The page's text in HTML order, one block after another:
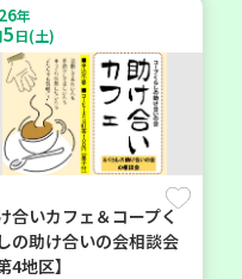
年
5日(土)
合いカフェ＆コープく
の助け合いの会相談会
4地区】